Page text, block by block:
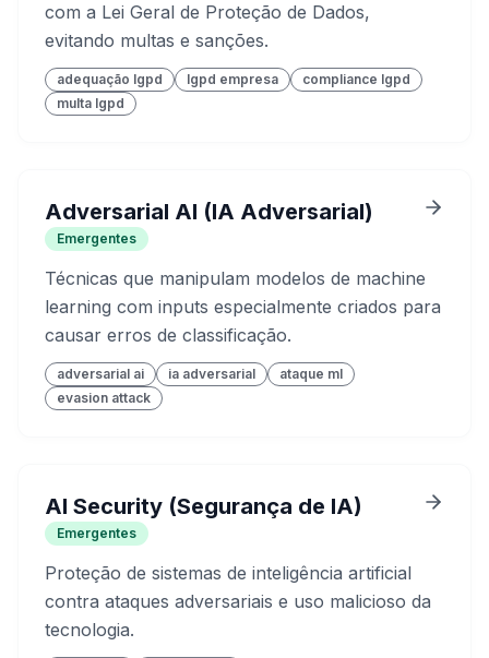
com a Lei Geral de Proteção de Dados,
evitando multas e sanções.
adequação lgpd lgpd empresa
compliance lgpd
multa lgpd
Adversarial AI (IA Adversarial)
Emergentes
Técnicas que manipulam modelos de machine
learning com inputs especialmente criados para
causar erros de classificação.
adversarial ai ia adversarial
ataque ml
evasion attack
AI Security (Segurança de IA)
Emergentes
Proteção de sistemas de inteligência artificial
contra ataques adversariais e uso malicioso da
tecnologia.